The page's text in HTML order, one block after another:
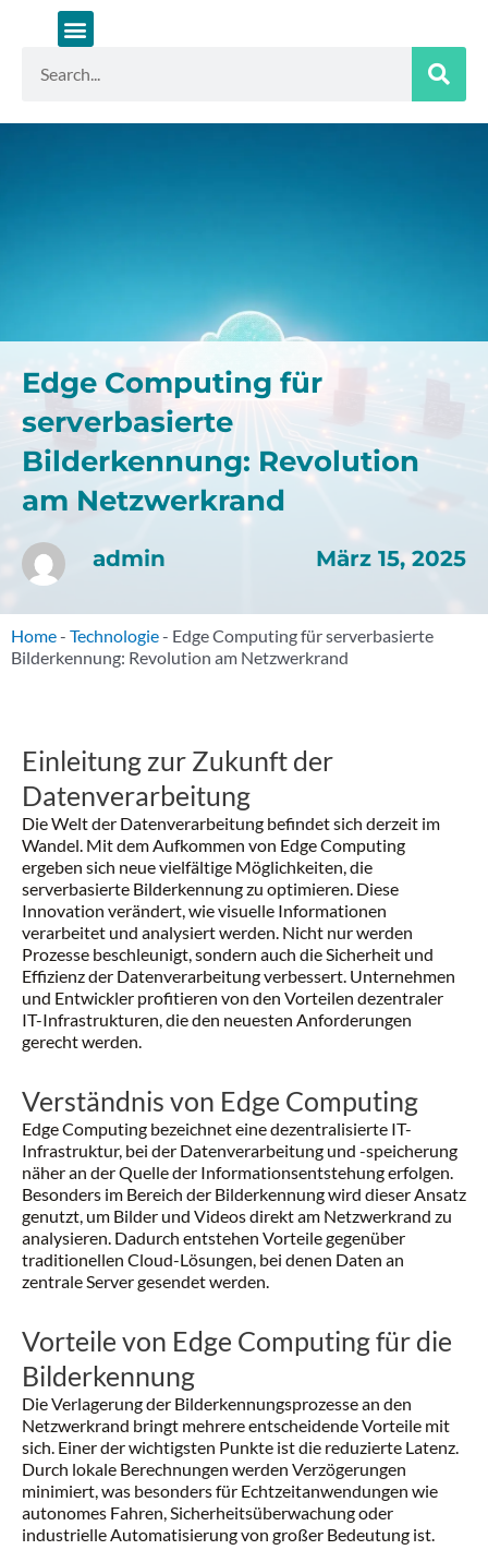
Suche
Edge Computing für
serverbasierte
Bilderkennung: Revolution
am Netzwerkrand
admin März 15, 2025
Home- Technologie- Edge Computing für serverbasierte
Bilderkennung: Revolution am Netzwerkrand
Einleitung zur Zukunft der
Datenverarbeitung
Die Welt der Datenverarbeitung befindet sich derzeit im
Wandel. Mit dem Aufkommen von Edge Computing
ergeben sich neue vielfältige Möglichkeiten, die
serverbasierte Bilderkennung zu optimieren. Diese
Innovation verändert, wie visuelle Informationen
verarbeitet und analysiert werden. Nicht nur werden
Prozesse beschleunigt, sondern auch die Sicherheit und
Effizienz der Datenverarbeitung verbessert. Unternehmen
und Entwickler profitieren von den Vorteilen dezentraler
IT-Infrastrukturen, die den neuesten Anforderungen
gerecht werden.
Verständnis von Edge Computing
Edge Computing bezeichnet eine dezentralisierte IT-
Infrastruktur, bei der Datenverarbeitung und -speicherung
näher an der Quelle der Informationsentstehung erfolgen.
Besonders im Bereich der Bilderkennung wird dieser Ansatz
genutzt, um Bilder und Videos direkt am Netzwerkrand zu
analysieren. Dadurch entstehen Vorteile gegenüber
traditionellen Cloud-Lösungen, bei denen Daten an
zentrale Server gesendet werden.
Vorteile von Edge Computing für die
Bilderkennung
Die Verlagerung der Bilderkennungsprozesse an den
Netzwerkrand bringt mehrere entscheidende Vorteile mit
sich. Einer der wichtigsten Punkte ist die reduzierte Latenz.
Durch lokale Berechnungen werden Verzögerungen
minimiert, was besonders für Echtzeitanwendungen wie
autonomes Fahren, Sicherheitsüberwachung oder
industrielle Automatisierung von großer Bedeutung ist.